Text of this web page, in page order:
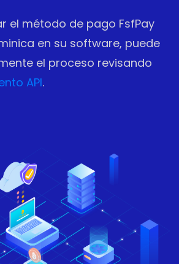
el método de pago FsfPay
en su software, puede
el proceso revisando
API.